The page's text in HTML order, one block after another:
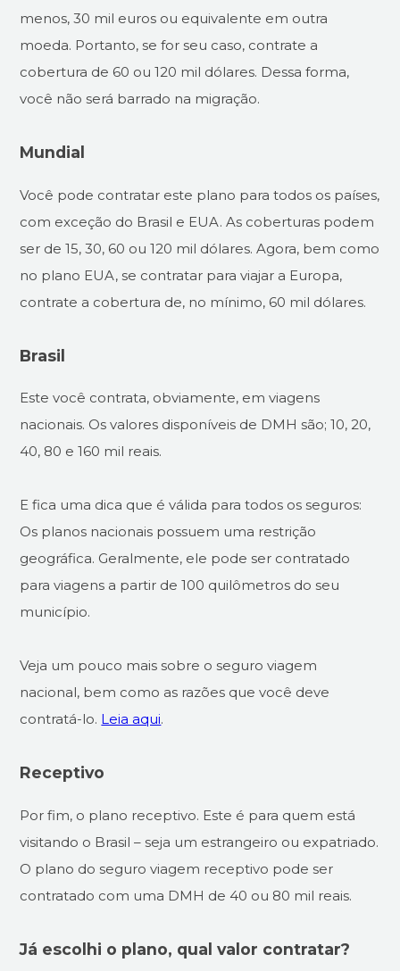
menos, 30 mil euros ou equivalente em outra
moeda. Portanto, se for seu caso, contrate a
cobertura de 60 ou 120 mil dólares. Dessa forma,
você não será barrado na migração.
Mundial
Você pode contratar este plano para todos os países,
com exceção do Brasil e EUA. As coberturas podem
ser de 15, 30, 60 ou 120 mil dólares. Agora, bem como
no plano EUA, se contratar para viajar a Europa,
contrate a cobertura de, no mínimo, 60 mil dólares.
Brasil
Este você contrata, obviamente, em viagens
nacionais. Os valores disponíveis de DMH são; 10, 20,
40, 80 e 160 mil reais.
E fica uma dica que é válida para todos os seguros:
Os planos nacionais possuem uma restrição
geográfica. Geralmente, ele pode ser contratado
para viagens a partir de 100 quilômetros do seu
município.
Veja um pouco mais sobre o seguro viagem
nacional, bem como as razões que você deve
contratá-lo. Leia aqui.
Receptivo
Por fim, o plano receptivo. Este é para quem está
visitando o Brasil – seja um estrangeiro ou expatriado.
O plano do seguro viagem receptivo pode ser
contratado com uma DMH de 40 ou 80 mil reais.
Já escolhi o plano, qual valor contratar?